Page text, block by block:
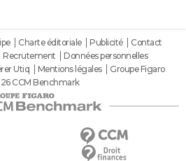
Charte éditoriale Publicité
Contact
Recrutement
Données personnelles
Utiq Mentions légales
Groupe Figaro
CCM Benchmark